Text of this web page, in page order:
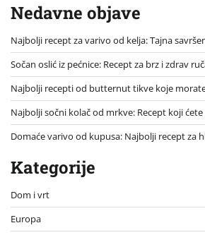
Nedavne objave
Najbolji recept za varivo od kelja: Tajna
Sočan oslić iz pećnice: Recept za brz i zdrav
Najbolji recepti od butternut tikve koje
Najbolji sočni kolač od mrkve: Recept koji
Domaće varivo od kupusa: Najbolji recept za
Kategorije
Dom i vrt
Europa